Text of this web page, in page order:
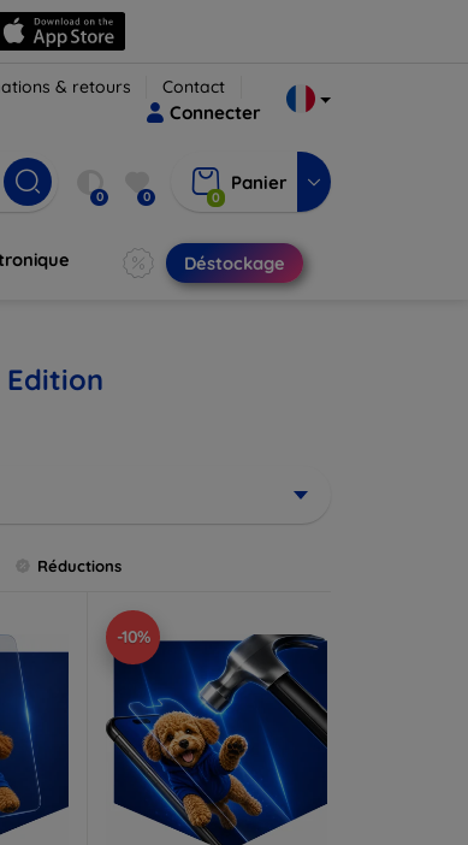
& retours Contact
Connecter
0 0 0
Panier
Déstockage
Edition
Réductions
-10%